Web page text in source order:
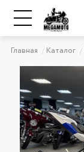
Главная Каталог